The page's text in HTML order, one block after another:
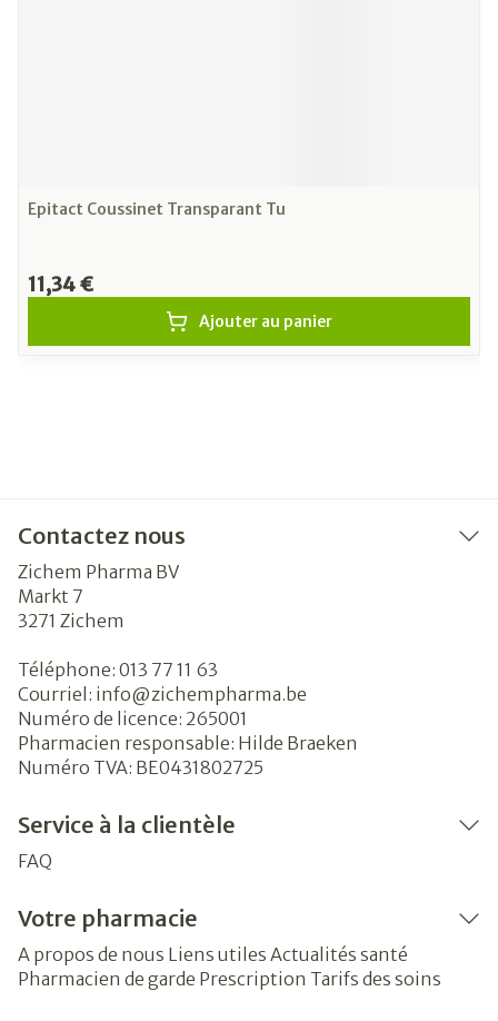
Epitact Coussinet Transparant Tu
11,34 €
Ajouter au panier
Contactez nous
Zichem Pharma BV
Markt 7
3271 Zichem
Téléphone: 013 77 11 63
Courriel: info@zichempharma.be
Numéro de licence: 265001
Pharmacien responsable: Hilde Braeken
Numéro TVA: BE0431802725
Service à la clientèle
FAQ
Votre pharmacie
A propos de nous Liens utiles Actualités santé
Pharmacien de garde Prescription Tarifs des soins